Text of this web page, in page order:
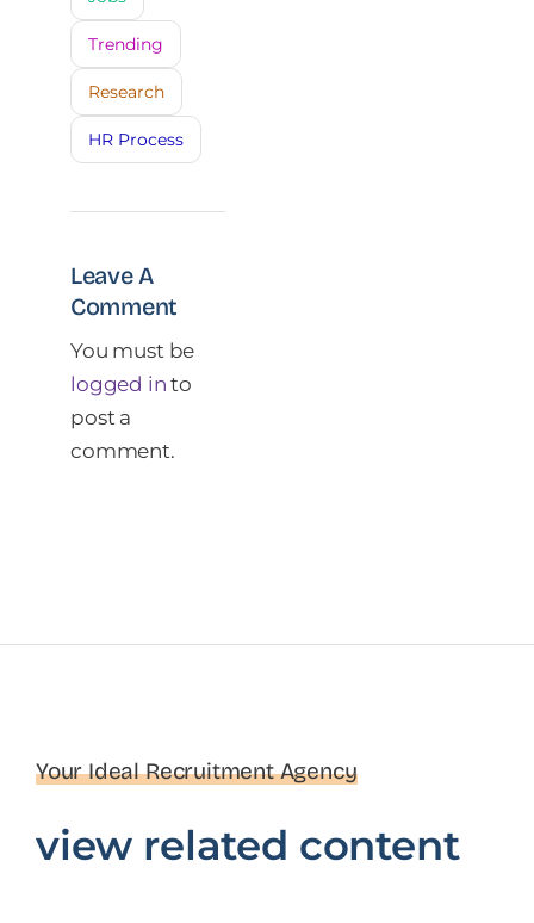
Trending
Research
HR Process
Leave A
Comment
You must be
logged in to
post a
comment.
Your Ideal Recruitment Agency
view related content
20